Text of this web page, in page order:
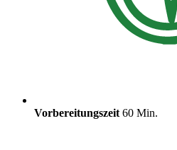
Vorbereitungszeit 60 Min.